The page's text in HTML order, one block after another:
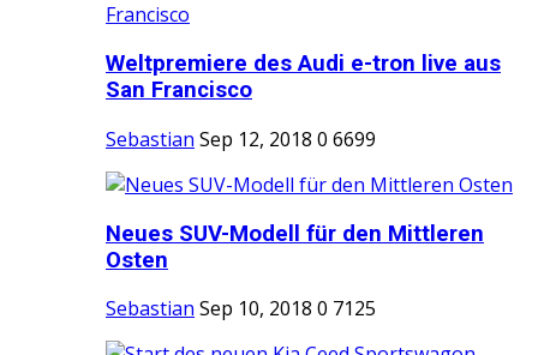
Weltpremiere des Audi e-tron live aus
San Francisco
Sebastian Sep 12, 2018 0 6699
Neues SUV-Modell für den Mittleren
Osten
Sebastian Sep 10, 2018 0 7125